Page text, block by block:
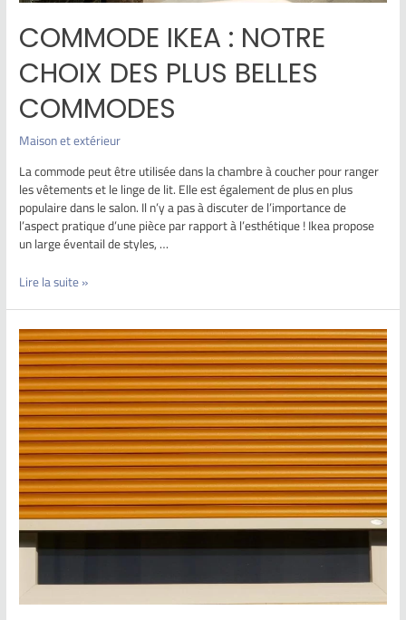
COMMODE IKEA : NOTRE
CHOIX DES PLUS BELLES
COMMODES
Maison et extérieur
La commode peut être utilisée dans la chambre à coucher pour ranger
les vêtements et le linge de lit. Elle est également de plus en plus
populaire dans le salon. Il n’y a pas à discuter de l’importance de
l’aspect pratique d’une pièce par rapport à l’esthétique ! Ikea propose
un large éventail de styles, …
Lire la suite »